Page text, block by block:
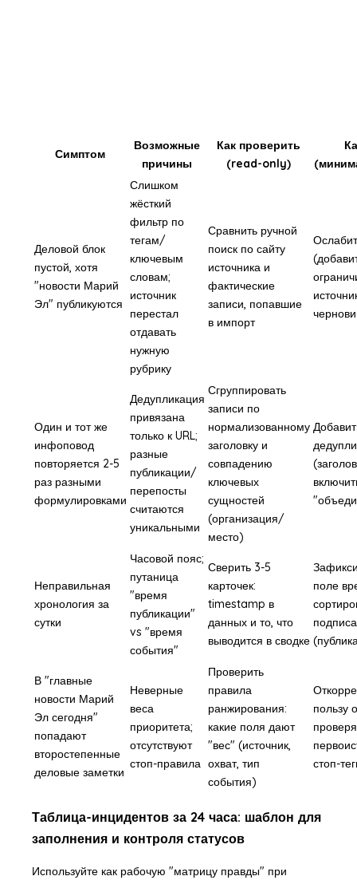
Симптом
Возможные
причины
Как проверить
(read-only)
Деловой блок
пустой, хотя
"новости Марий
Эл" публикуются
Слишком
жёсткий
фильтр по
тегам/
ключевым
словам;
источник
перестал
отдавать
нужную
рубрику
Сравнить ручной
поиск по сайту
источника и
фактические
записи, попавшие
в импорт
Один и тот же
инфоповод
повторяется 2-5
раз разными
формулировками
Дедупликация
привязана
только к URL;
разные
публикации/
перепосты
считаются
уникальными
Сгруппировать
записи по
нормализованному
заголовку и
совпадению
ключевых
сущностей
(организация/
место)
Неправильная
хронология за
сутки
Часовой пояс;
путаница
"время
публикации"
vs "время
события"
Сверить 3-5
карточек:
timestamp в
данных и то, что
выводится в сводке
поле
В "главные
новости Марий
Эл сегодня"
попадают
второстепенные
деловые заметки
Неверные
веса
приоритета;
отсутствуют
стоп-правила
Проверить
правила
ранжирования:
какие поля дают
"вес" (источник,
охват, тип
события)
пользу
стоп-
Таблица-инцидентов за 24 часа: шаблон для
заполнения и контроля статусов
Используйте как рабочую "матрицу правды" при